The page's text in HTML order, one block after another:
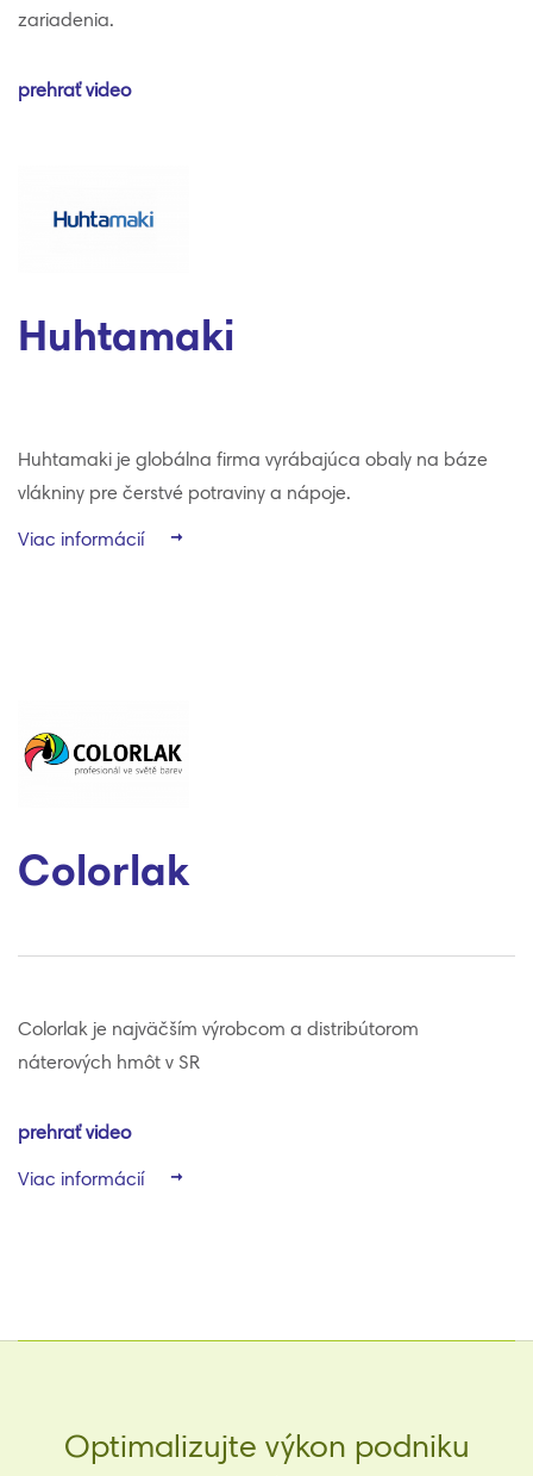
zariadenia.
prehrať video
Huhtamaki
Huhtamaki je globálna firma vyrábajúca obaly na báze
vlákniny pre čerstvé potraviny a nápoje.
Viac informácií
Colorlak
Colorlak je najväčším výrobcom a distribútorom
náterových hmôt v SR
prehrať video
Viac informácií
Optimalizujte výkon podniku